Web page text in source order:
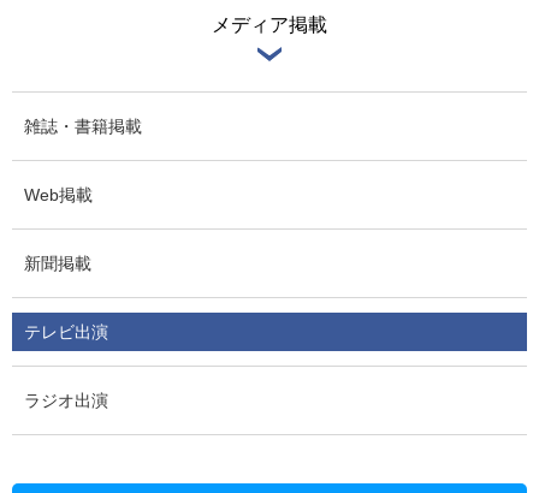
メディア掲載
雑誌・書籍掲載
Web掲載
新聞掲載
テレビ出演
ラジオ出演